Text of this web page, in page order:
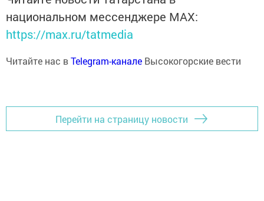
национальном мессенджере MАХ:
https://max.ru/tatmedia
Читайте нас вTelegram-канале Высокогорские вести
Перейти на страницу новости